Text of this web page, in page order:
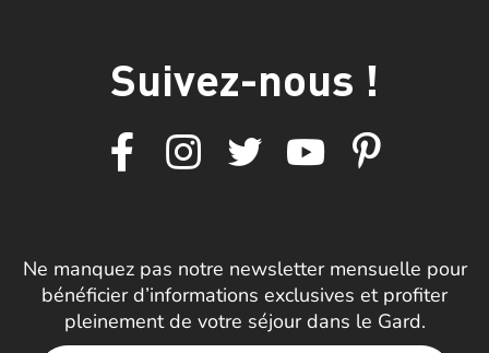
Suivez-nous !
Ne manquez pas notre newsletter mensuelle pour
bénéficier d’informations exclusives et profiter
pleinement de votre séjour dans le Gard.